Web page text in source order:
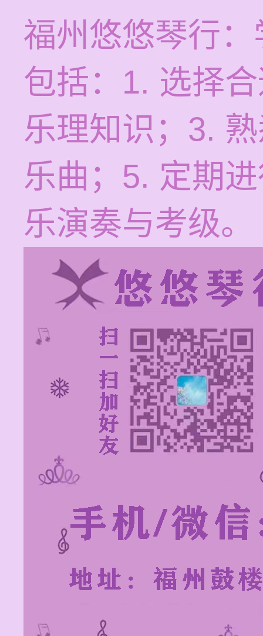
福州悠悠琴行
包括：1. 选择
乐理知识；3.
乐曲；5. 定期
乐演奏与考级。